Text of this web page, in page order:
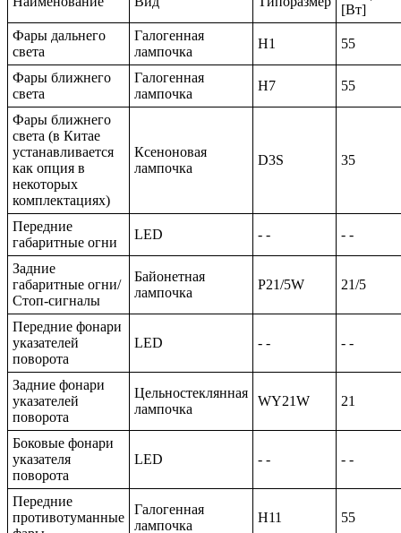
[Вт]
Фары дальнего
света
Галогенная
лампочка
H1 55
Фары ближнего
света
Галогенная
лампочка
H7 55
Фары ближнего
света (в Китае
устанавливается
как опция в
некоторых
комплектациях)
Ксеноновая
лампочка
D3S 35
Передние
габаритные огни
LED - - - -
Задние
габаритные огни/
Стоп-сигналы
Байонетная
лампочка
P21/5W 21/5
Передние фонари
указателей
поворота
LED - - - -
Задние фонари
указателей
поворота
Цельностеклянная
лампочка
WY21W 21
Боковые фонари
указателя
поворота
LED - - - -
Передние
противотуманные
Галогенная
лампочка
H11 55